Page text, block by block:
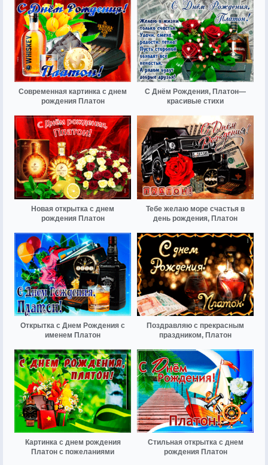
Современная картинка с днем
рождения Платон
С Днём Рождения, Платон—
красивые стихи
Новая открытка с днем
рождения Платон
Тебе желаю море счастья в
день рождения, Платон
Открытка с Днем Рождения с
именем Платон
Поздравляю с прекрасным
праздником, Платон
Картинка с днем рождения
Платон с пожеланиями
Стильная открытка с днем
рождения Платон